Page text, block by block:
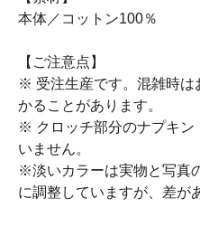
本体／コットン100％
【ご注意点】
※ 受注生産です。混雑時は
かることがあります。
※ クロッチ部分のナプキン
いません。
※淡いカラーは実物と写真
に調整していますが、差が